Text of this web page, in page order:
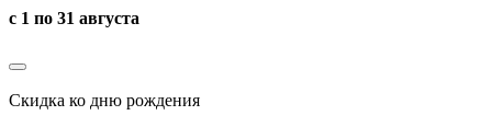
с 1 по 31 августа
Скидка ко дню рождения